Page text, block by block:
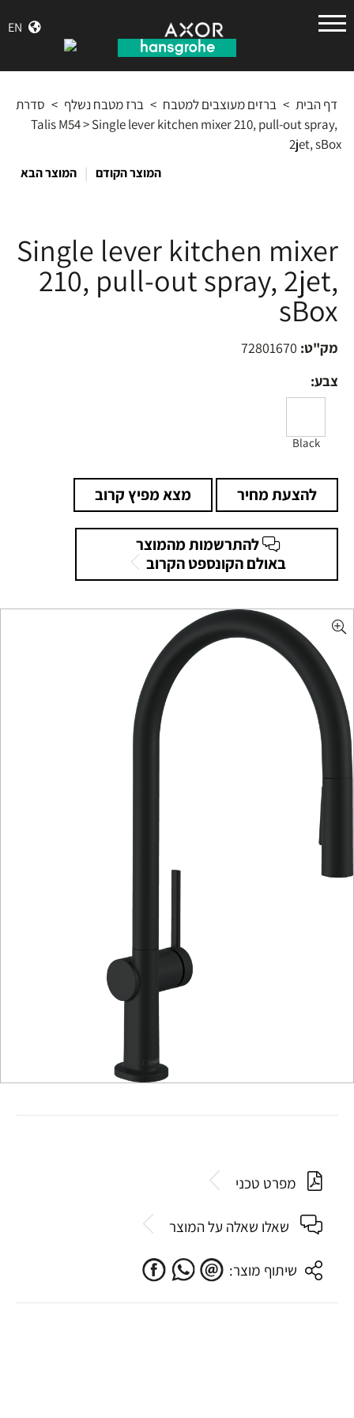
EN
גרואה
דף הבית > ברזים מעוצבים למטבח > ברז מטבח נשלף > סדרת
Talis M54>Single lever kitchen mixer 210, pull-out spray,
2jet, sBox
המוצר הקודם | המוצר הבא
Single lever kitchen mixer
210, pull-out spray, 2jet,
sBox
מק"ט: 72801670
צבע:
Black
להצעת מחיר מצא מפיץ קרוב
להתרשמות מהמוצר
באולם הקונספט הקרוב
מפרט טכני
שאלו שאלה על המוצר
שיתוף מוצר: